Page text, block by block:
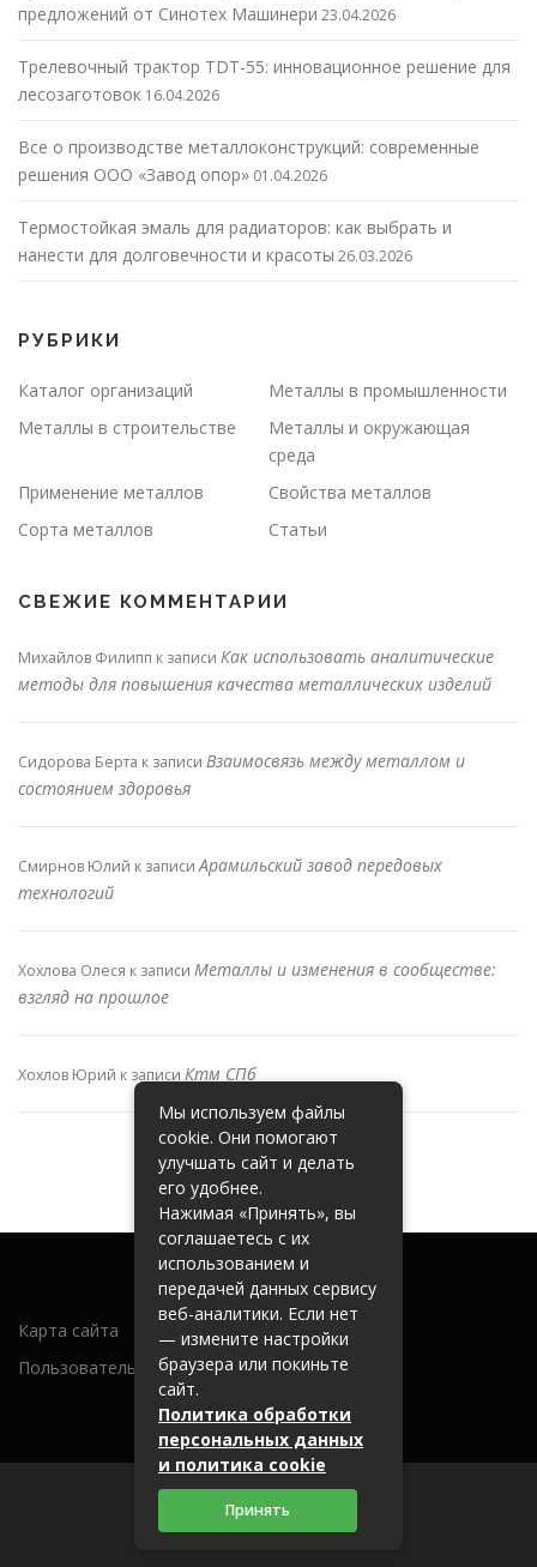
предложений от Синотех Машинери 23.04.2026
Трелевочный трактор TDT-55: инновационное решение для
лесозаготовок 16.04.2026
Все о производстве металлоконструкций: современные
решения ООО «Завод опор» 01.04.2026
Термостойкая эмаль для радиаторов: как выбрать и
нанести для долговечности и красоты 26.03.2026
РУБРИКИ
Каталог организаций
Металлы в промышленности
Металлы в строительстве
Металлы и окружающая
среда
Применение металлов
Свойства металлов
Сорта металлов
Статьи
СВЕЖИЕ КОММЕНТАРИИ
Михайлов Филипп к записи Как использовать аналитические
методы для повышения качества металлических изделий
Сидорова Берта к записи Взаимосвязь между металлом и
состоянием здоровья
Смирнов Юлий к записиАрамильский завод передовых
технологий
Хохлова Олеся к записи Металлы и изменения в сообществе:
взгляд на прошлое
Хохлов Юрий к записи Ктм СПб
Карта сайта
Пользовательское соглашение
2026 (c) metallobaza31.ru
Мы используем файлы
cookie. Они помогают
улучшать сайт и делать
его удобнее.
Нажимая «Принять», вы
соглашаетесь с их
использованием и
передачей данных сервису
веб-аналитики. Если нет
— измените настройки
браузера или покиньте
сайт.
Политика обработки
персональных данных
и политика cookie
Принять